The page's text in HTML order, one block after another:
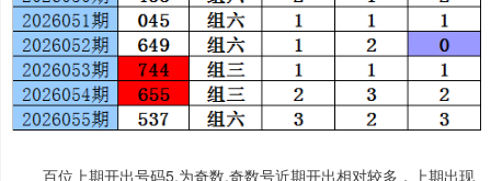
百位上期开出号码5,为奇数,奇数号近期开出相对较多，上期出现